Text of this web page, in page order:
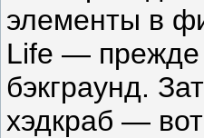
элементы в
Life — прежде
бэкграунд.
хэдкраб —